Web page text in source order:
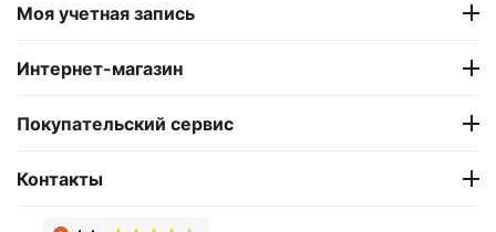
Моя учетная запись
Интернет-магазин
Покупательский сервис
Контакты